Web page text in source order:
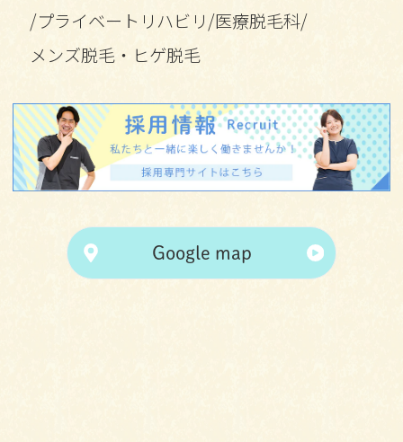
/プライベートリハビリ/医療脱毛科/
メンズ脱毛・ヒゲ脱毛
Google map